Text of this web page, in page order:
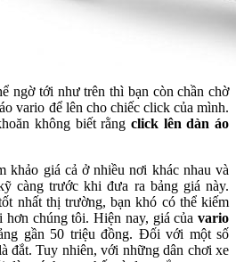
ngờ tới như trên thì bạn còn chần chờ
vario để lên cho chiếc click của mình.
không biết rằng click lên dàn áo
khảo giá cả ở nhiều nơi khác nhau và
càng trước khi đưa ra bảng giá này.
nhất thị trường, bạn khó có thể kiếm
chúng tôi. Hiện nay, giá của vario
gần 50 triệu đồng. Đối với một số
đắt. Tuy nhiên, với những dân chơi xe